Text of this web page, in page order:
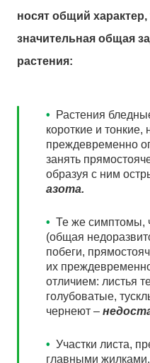
носят общий
значительная общая
растения:
•
Растения
короткие и
преждевременно
занять
образуя с ним
азота.
• Те же симптомы,
(общая
побеги,
их
отличием: листья
голубоватые,
чернеют –
• Участки листа,
главными жилками,